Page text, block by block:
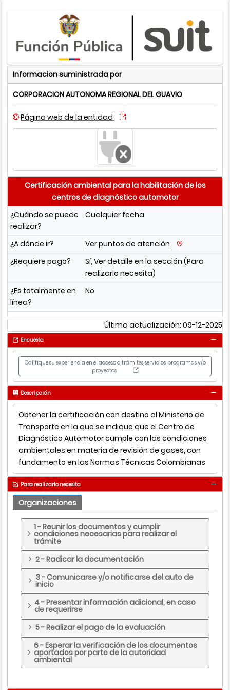
Informacion suministrada por
CORPORACION AUTONOMA REGIONAL DEL GUAVIO
Página web de la entidad
Logo no definido o no encontrado
Certificación ambiental para la habilitación de los
centros de diagnóstico automotor
¿Cuándo se puede
realizar?
Cualquier fecha
¿A dónde ir?
Ver puntos de atención
¿Requiere pago?
Sí, Ver detalle en la sección (Para
realizarlo necesita)
¿Es totalmente en
línea?
No
Última actualización: 09-12-2025
Encuesta
Califique su experiencia en el acceso a trámites, servicios, programas y/o
proyectos
Descripción
Obtener la certificación con destino al Ministerio de
Transporte en la que se indique que el Centro de
Diagnóstico Automotor cumple con las condiciones
ambientales en materia de revisión de gases, con
fundamento en las Normas Técnicas Colombianas
Para realizarlo necesita
Organizaciones
1 - Reunir los documentos y cumplir
condiciones necesarias para realizar el
trámite
2 - Radicar la documentación
3 - Comunicarse y/o notificarse del auto de
inicio
4 - Presentar información adicional, en caso
de requerirse
5 - Realizar el pago de la evaluación
6 - Esperar la verificación de los documentos
aportados por parte de la autoridad
ambiental